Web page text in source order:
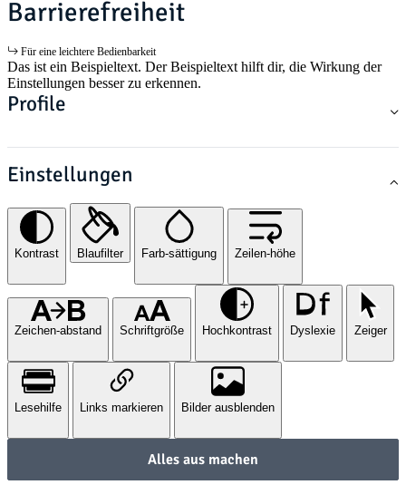
Barrierefreiheit
Für eine leichtere Bedienbarkeit
Das ist ein Beispieltext. Der Beispieltext hilft dir, die Wirkung der
Einstellungen besser zu erkennen.
Profile
Einstellungen
Kontrast Blaufilter Farb-sättigung Zeilen-höhe
Zeichen-abstand Schriftgröße Hochkontrast Dyslexie Zeiger
Lesehilfe Links markieren Bilder ausblenden
Alles aus machen